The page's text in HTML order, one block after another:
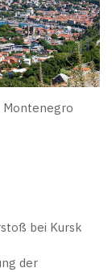
Montenegro
bei Kursk
der